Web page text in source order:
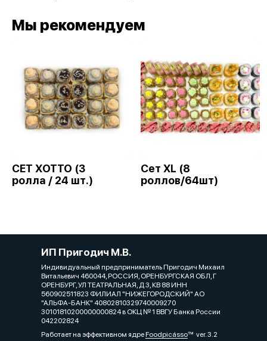
Мы рекомендуем
СЕТ ХОТТО (3
ролла / 24 шт.)
Сет XL (8
роллов/64шт)
ИП Пригодич М.В.
Индивидуальный предприниматель Пригодич Михаил
Витальевич 460044, РОССИЯ, ОРЕНБУРГСКАЯ ОБЛ, Г
ОРЕНБУРГ, УЛ ТЕАТРАЛЬНАЯ, Д 3, КВ 88 ИНН
560902511823 ФИЛИАЛ "НИЖЕГОРОДСКИЙ" АО
"АЛЬФА-БАНК" 40802810329740009270
30101810200000000824 в ОКЦ № 1 ВВГУ Банка России
042202824
Работает на эффективном ядреFoodpicássover. 3.2